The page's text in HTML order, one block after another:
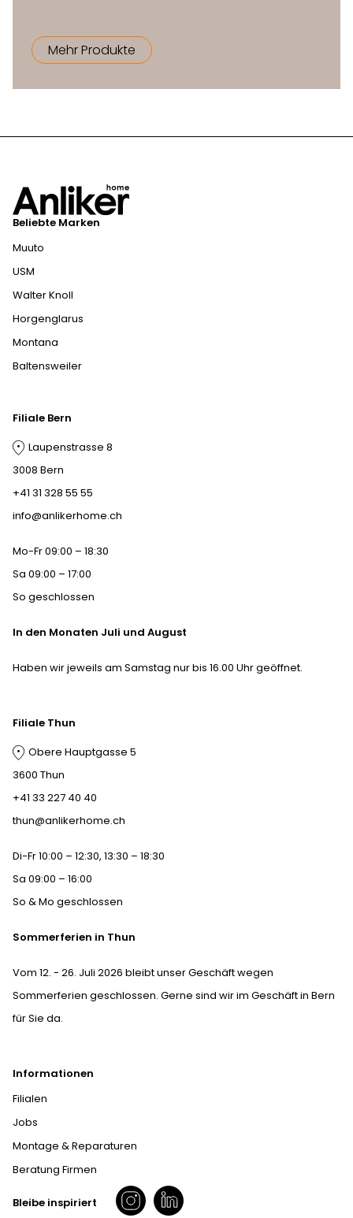
Mehr Produkte
Beliebte Marken
Muuto
USM
Walter Knoll
Horgenglarus
Montana
Baltensweiler
Informationen
Filialen
Jobs
Montage & Reparaturen
Beratung Firmen
Filiale Bern
Laupenstrasse 8
3008 Bern
+41 31 328 55 55
info@anlikerhome.ch
Mo-Fr 09:00 – 18:30
Sa 09:00 – 17:00
So geschlossen
In den Monaten Juli und August
Haben wir jeweils am Samstag nur bis 16.00 Uhr geöffnet.
Filiale Thun
Obere Hauptgasse 5
3600 Thun
+41 33 227 40 40
thun@anlikerhome.ch
Di-Fr 10:00 – 12:30, 13:30 – 18:30
Sa 09:00 – 16:00
So & Mo geschlossen
Sommerferien in Thun
Vom 12. - 26. Juli 2026 bleibt unser Geschäft wegen
Sommerferien geschlossen. Gerne sind wir im Geschäft in Bern
für Sie da.
Bleibe inspiriert